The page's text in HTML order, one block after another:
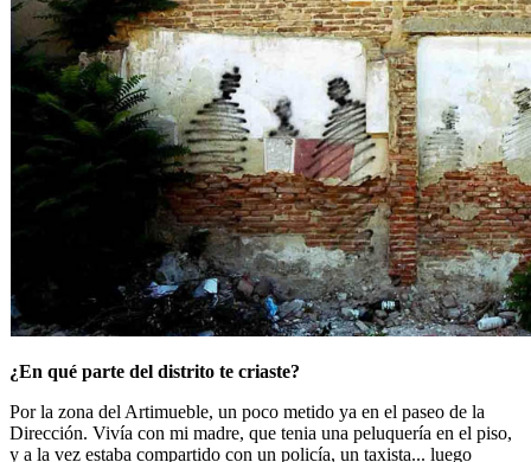
¿En qué parte del distrito te criaste?
Por la zona del Artimueble, un poco metido ya en el paseo de la
Dirección. Vivía con mi madre, que tenia una peluquería en el piso,
y a la vez estaba compartido con un policía, un taxista... luego